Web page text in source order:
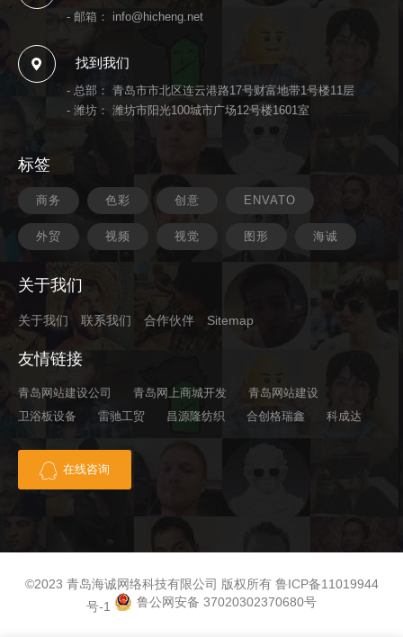
- 邮箱： info@hicheng.net
找到我们
- 总部： 青岛市市北区连云港路17号财富地带1号楼11层
- 潍坊： 潍坊市阳光100城市广场12号楼1601室
标签
商务 色彩 创意 ENVATO
外贸 视频 视觉 图形 海诚
关于我们
关于我们 联系我们 合作伙伴 Sitemap
友情链接
青岛网站建设公司 青岛网上商城开发
青岛网站建设
卫浴板设备
雷驰工贸 昌源隆纺织 合创格瑞鑫 科成达
在线咨询
©2023 青岛海诚网络科技有限公司 版权所有 鲁ICP备11019944
号-1
鲁公网安备 37020302370680号